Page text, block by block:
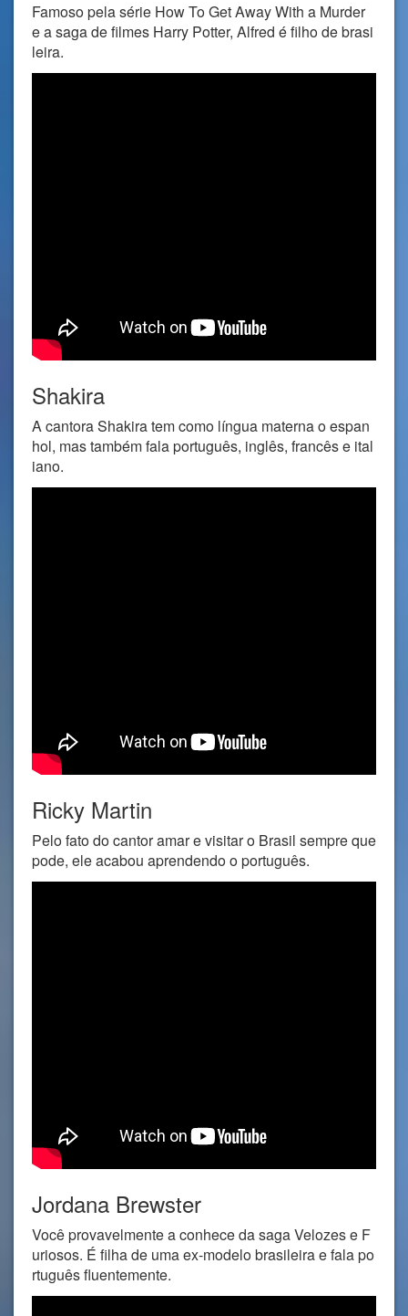
Famoso pela série How To Get Away With a Murder
e a saga de filmes Harry Potter, Alfred é filho de brasi
leira.
Shakira
A cantora Shakira tem como língua materna o espan
hol, mas também fala português, inglês, francês e ital
iano.
Ricky Martin
Pelo fato do cantor amar e visitar o Brasil sempre que
pode, ele acabou aprendendo o português.
Jordana Brewster
Você provavelmente a conhece da saga Velozes e F
uriosos. É filha de uma ex-modelo brasileira e fala po
rtuguês fluentemente.